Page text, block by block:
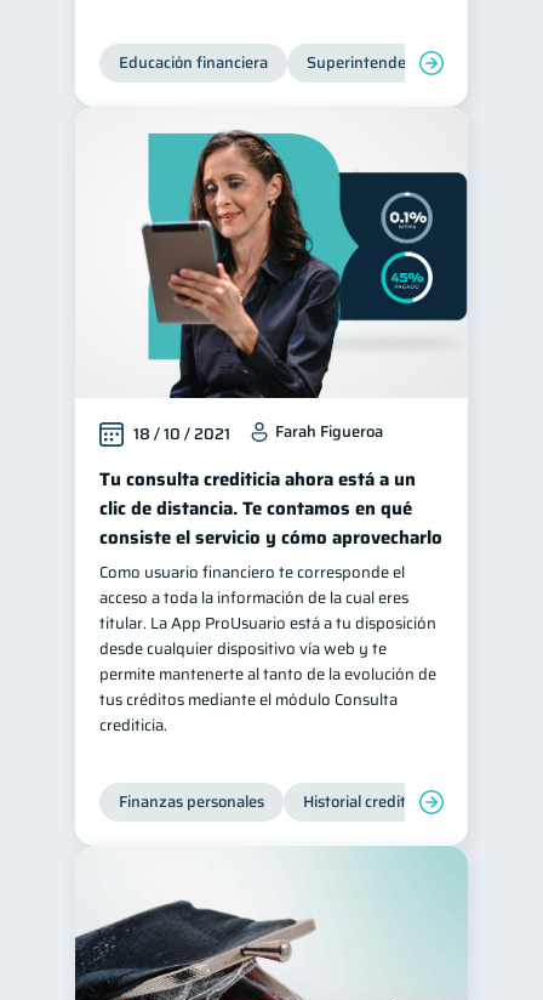
Educación financiera Superintendencia de Bancos
18 / 10 / 2021 Farah Figueroa
Tu consulta crediticia ahora está a un
clic de distancia. Te contamos en qué
consiste el servicio y cómo aprovecharlo
Como usuario financiero te corresponde el
acceso a toda la información de la cual eres
titular. La App ProUsuario está a tu disposición
desde cualquier dispositivo vía web y te
permite mantenerte al tanto de la evolución de
tus créditos mediante el módulo Consulta
crediticia.
Finanzas personales Historial crediticio